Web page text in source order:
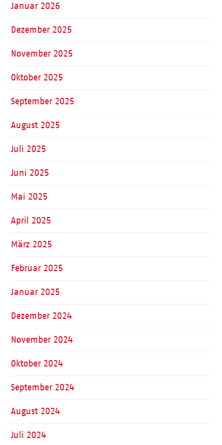
Januar 2026
Dezember 2025
November 2025
Oktober 2025
September 2025
August 2025
Juli 2025
Juni 2025
Mai 2025
April 2025
März 2025
Februar 2025
Januar 2025
Dezember 2024
November 2024
Oktober 2024
September 2024
August 2024
Juli 2024